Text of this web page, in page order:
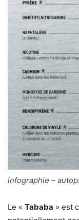
infographie –
Le « Tababa » est